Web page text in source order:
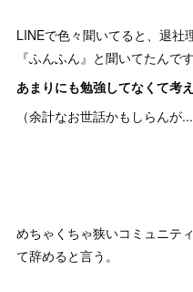
LINEで色々聞いてると、退社
『ふんふん』と聞いてたんで
あまりにも勉強してなくて考
（余計なお世話かもしらんが...
めちゃくちゃ狭いコミュニテ
て辞めると言う。